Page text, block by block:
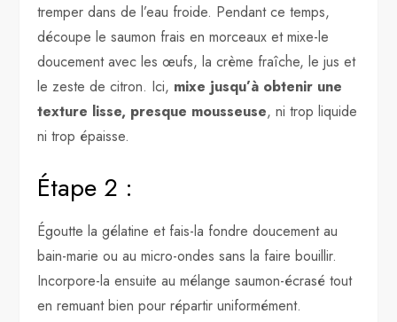
tremper dans de l’eau froide. Pendant ce temps,
découpe le saumon frais en morceaux et mixe-le
doucement avec les œufs, la crème fraîche, le jus et
le zeste de citron. Ici, mixe jusqu’à obtenir une
texture lisse, presque mousseuse, ni trop liquide
ni trop épaisse.
Étape 2 :
Égoutte la gélatine et fais-la fondre doucement au
bain-marie ou au micro-ondes sans la faire bouillir.
Incorpore-la ensuite au mélange saumon-écrasé tout
en remuant bien pour répartir uniformément.